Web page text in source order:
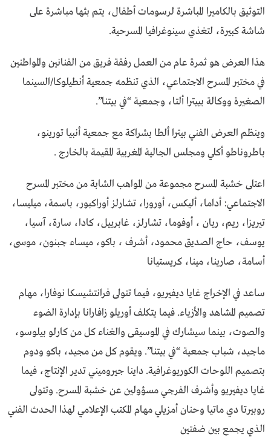
التوثيق بالكاميرا المباشرة لرسومات أطفال، يتم بثها مباشرة على
شاشة كبيرة، لتغذي سينوغرافيا المسرحية.
هذا العرض هو ثمرة عام من العمل رفقة فريق من الفنانين والمواطنين
في مختبر المسرح الاجتماعي، الذي تنظمه جمعية أنطيلوكا/السينما
الصغيرة ووكالة بييترا ألتا، وجمعية “في بيتنا”.
وينظم العرض الفني بيترا ألطا بشراكة مع جمعية أنبيا تورينو،
باطروناطو أكلي ومجلس الجالية المغربية المقيمة بالخارج .
اعتلى خشبة المسرح مجموعة من المواهب الشابة من مختبر المسرح
الاجتماعي: أداما، أليكس، أورورا، تشارلز أوراكبور، باسمة، ميليسا،
تيريزا، ريم، ريان ، أوفوما، تشارلز، غابرييل، كادا، سارة، آسيا،
يوسف، حاج الصديق محمود، أشرف ، باكو، ميساء جبنون، موسى،
أسامة، صارينا، مينا، كريستيانا
ساعد في الإخراج غايا ديفيريو، فيما تتولى فرانتشيسكا نوفارا، مهام
تصميم المشاهد والأزياء. فيما يتكلف أوريلو زافارانا بإدارة الضوء
والصوت، بينما سيشارك في الموسيقى والغناء كل من كارلو بيلوسو،
ماجيد، شباب جمعية “في بيتنا”. ويقوم كل من مجيد، باكو ودوم
بتصميم اللوحات الكوريوغرافية. داينا جيروميني تدير الإنتاج، فيما
غايا ديفيريو وأشرف الفرجي مسؤولين عن خشبة المسرح. وتتولى
روبيرتا دي ماتيا وحنان أمزيلي مهام المكتب الإعلامي لهذا الحدث الفني
الذي يجمع بين ضفتين